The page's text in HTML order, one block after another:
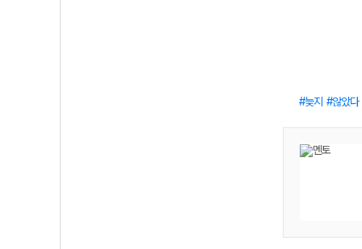
늦지 않았다